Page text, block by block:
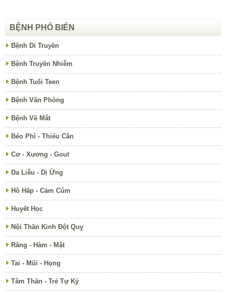
BỆNH PHỔ BIẾN
Bệnh Di Truyền
Bệnh Truyền Nhiễm
Bệnh Tuổi Teen
Bệnh Văn Phòng
Bệnh Về Mắt
Béo Phì - Thiếu Cân
Cơ - Xương - Gout
Da Liễu - Dị Ứng
Hô Hấp - Cảm Cúm
Huyết Học
Nội Thần Kinh Đột Quỵ
Răng - Hàm - Mặt
Tai - Mũi - Họng
Tâm Thần - Trẻ Tự Kỷ